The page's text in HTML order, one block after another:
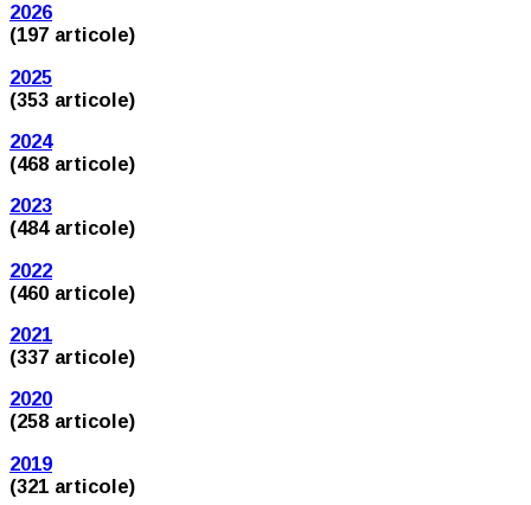
2026
(197 articole)
2025
(353 articole)
2024
(468 articole)
2023
(484 articole)
2022
(460 articole)
2021
(337 articole)
2020
(258 articole)
2019
(321 articole)